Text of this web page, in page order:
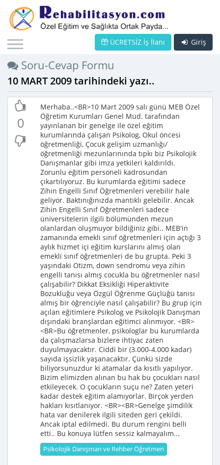
Giriş
ÜCRETSİZ İş İlanı
Soru-Cevap Formu
10 MART 2009 tarihindeki yazı..
0
Merhaba..<BR>10 Mart 2009 salı günü MEB Özel
Öğretim Kurumları Genel Müd. tarafından
yayınlanan bir genelge ile özel eğitim
kurumlarında çalışan Psikolog, Okul öncesi
öğretmenliği, Çocuk gelişim uzmanlığı/
öğretmenliği mezunlarınında tıpkı biz Psikolojik
Danışmanlar gibi imza yetkileri kaldırıldı.
Zorunlu eğitim personeli kadrosundan
çıkartılıyoruz. Bu kurumlarda eğitimi sadece
Zihin Engelli Sınıf Öğretmenleri verebilir hale
geliyor. Baktınığınızda mantıklı gelebilir. Ancak
Zihin Engelli Sınıf Öğretmenleri sadece
üniversitelerin ilgili bölümünden mezun
olanlardan oluşmuyor bildiğiniz gibi.. MEB'in
zamanında emekli sınıf öğretmenleri için açtığı 3
aylık hizmet içi eğitim kurslarını almış olan
emekli sınıf öğretmenleri de bu grupta. Peki 3
yaşındaki Otizm, down sendromu veya zihin
engelli tanısı almış cocukla bu öğretmenler nasıl
çalışabilir? Dikkat Eksikliği Hiperaktivite
Bozukluğu veya Özgül Öğrenme Güçlüğü tanısı
almış bir öğrenciyle nasıl çalışabilir? Bu grup için
açılan eğitimlere Psikolog ve Psikolojik Danışman
dışındaki branşlardan eğitimci alınmıyor. <BR>
<BR>Bu öğretmenler, psikologlar bu kurumlarda
da çalışmazlarsa bizlere ihtiyac zaten
duyulmayacaktır. Ciddi bir (3.000-4.000 kadar)
sayıda işsizlik yaşanacaktır. Çünkü sizde
biliyorsunuzdur ki atamalar da kısıtlı yapılıyor.
Bizim elimizden alınan bu hak bu çocukları nasıl
etkileyecek. O çocukların suçu ne? Zaten yeteri
kadar destek eğitim alamıyorlar. Birçok yerden
hakları kısıtlanıyor. <BR><BR>Genelge şimdilik
hata var denilerek ilgili siteden geri çekildi.
Ancak iptal edilmedi. Bu durum rengini belli
etti.. Bu konuya lütfen sessiz kalmayalım...
Psikolojik Danışman ve Rehber Öğretmen